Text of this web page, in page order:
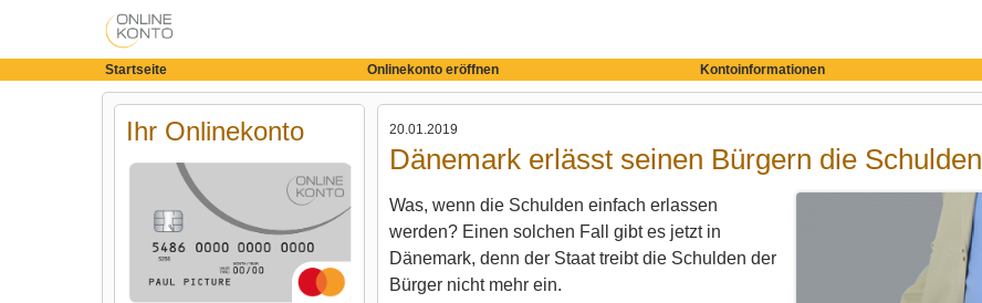
Startseite Onlinekonto eröffnen Kontoinformationen
Ihr Onlinekonto 20.01.2019
Dänemark erlässt seinen Bürgern die Schulden
Was, wenn die Schulden einfach erlassen
werden? Einen solchen Fall gibt es jetzt in
Dänemark, denn der Staat treibt die Schulden der
Bürger nicht mehr ein.